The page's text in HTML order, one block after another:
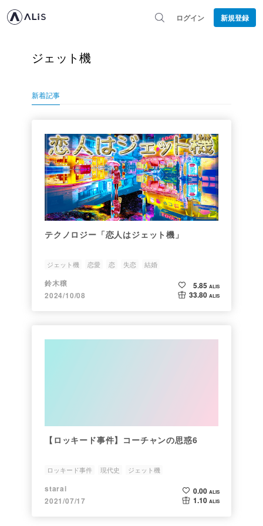
ログイン 新規登録
ジェット機
新着記事
テクノロジー「恋人はジェット機」
ジェット機 恋愛 恋 失恋 結婚
鈴木穣
2024/10/08
5.85 ALIS
33.80 ALIS
【ロッキード事件】コーチャンの思惑6
ロッキード事件 現代史 ジェット機
starai
2021/07/17
0.00 ALIS
1.10 ALIS